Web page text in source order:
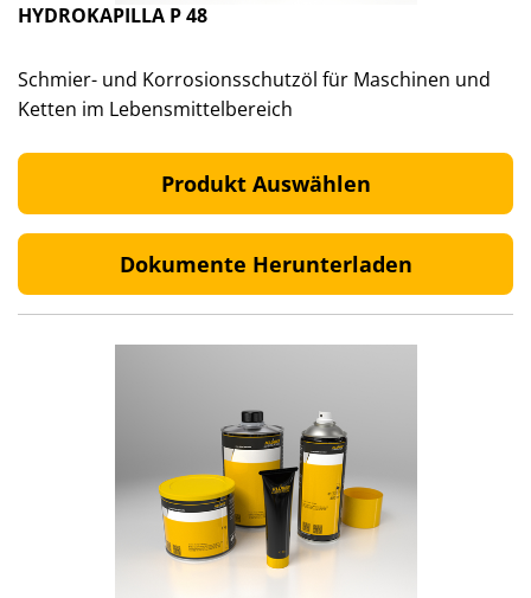
HYDROKAPILLA P 48
Schmier- und Korrosionsschutzöl für Maschinen und
Ketten im Lebensmittelbereich
Produkt Auswählen
Dokumente Herunterladen